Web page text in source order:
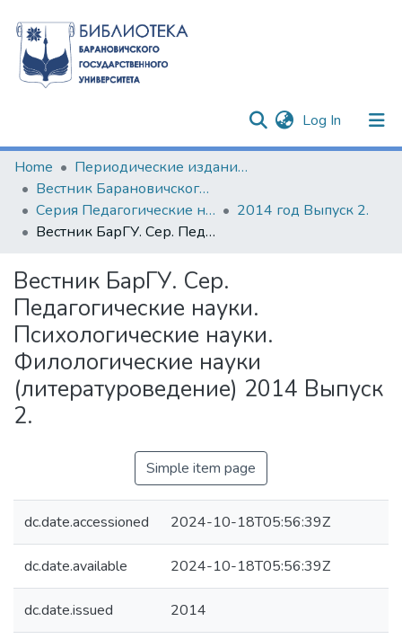
Log In (current)
Communities & Collections
All of DSpace
Statistics
Home
Периодические издания БарГУ
Вестник Барановичского государственного университета
Серия Педагогические науки. Психологические науки. Филологические науки (литературоведение)
2014 год Выпуск 2.
Вестник БарГУ. Сер. Педагогические науки. Психологические науки. Филологические науки (литературоведение) 2014 Выпуск 2.
Вестник БарГУ. Сер.
Педагогические науки.
Психологические науки.
Филологические науки
(литературоведение) 2014 Выпуск
2.
Simple item page
dc.date.accessioned 2024-10-18T05:56:39Z
dc.date.available 2024-10-18T05:56:39Z
dc.date.issued 2014